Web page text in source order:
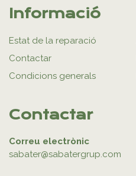
Informació
Estat de la reparació
Contactar
Condicions generals
Contactar
Correu electrònic
sabater@sabatergrup.com